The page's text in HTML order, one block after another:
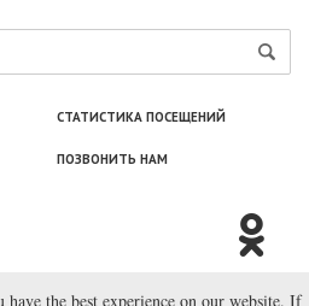
СТАТИСТИКА ПОСЕЩЕНИЙ
ПОЗВОНИТЬ НАМ
Новоcтей», 2003—2026.
have the best experience on our website. If